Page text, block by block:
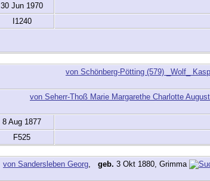
30 Jun 1970
I1240
von Schönberg-Pötting (579) _Wolf_
von Seherr-Thoß Marie Margarethe Charlotte
8 Aug 1877
F525
von Sandersleben Georg geb. 3 Okt 1880, Grimma